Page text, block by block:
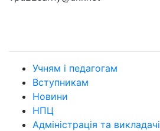
Учням і педагогам
Вступникам
Новини
НПЦ
Адміністрація та викладачі